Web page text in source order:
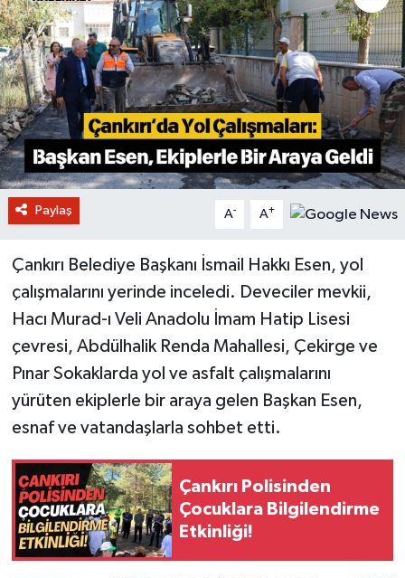
Paylaş A- A+
Çankırı Belediye Başkanı İsmail Hakkı Esen, yol
çalışmalarını yerinde inceledi. Deveciler mevkii,
Hacı Murad-ı Veli Anadolu İmam Hatip Lisesi
çevresi, Abdülhalik Renda Mahallesi, Çekirge ve
Pınar Sokaklarda yol ve asfalt çalışmalarını
yürüten ekiplerle bir araya gelen Başkan Esen,
esnaf ve vatandaşlarla sohbet etti.
Çankırı Polisinden
Çocuklara Bilgilendirme
Etkinliği!